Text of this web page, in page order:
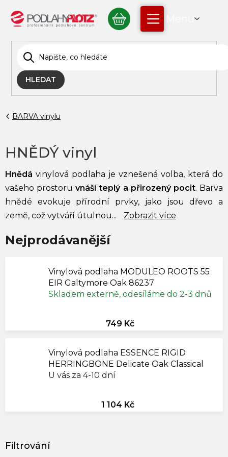
obsah
HLEDAT
NÁKUPNÍ
KOŠÍK
BARVA vinylu
HNĚDÝ vinyl
Hnědá vinylová podlaha je vznešená volba, která do
vašeho prostoruvnáší teplý a přirozený pocit. Barva
hnědé evokuje přírodní prvky, jako jsou dřevo a
země, což vytváří útulnou...
Zobrazit více
Nejprodávanější
Vinylová podlaha MODULEO ROOTS 55
EIR Galtymore Oak 86237
Skladem externě, odesíláme do 2-3 dnů
749 Kč
Vinylová podlaha ESSENCE RIGID
HERRINGBONE Delicate Oak Classical
U vás za 4-10 dní
1 104 Kč
ý